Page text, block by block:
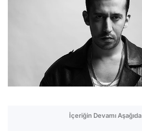
İçeriğin Devamı Aşağıda